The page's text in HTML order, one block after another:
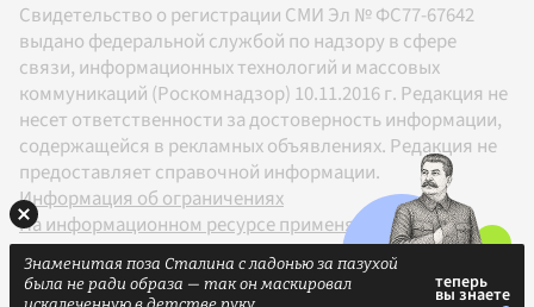
Свидетельство о регистрации СМИ Эл № ФС77-67642
выдано федеральной службой по надзору в сфере
связи, информационных технологий и массовых
коммуникаций (Роскомнадзор) 10.11.2016 г. Редакция не
несет ответственности за достоверность информации,
содержащейся в рекламных объявлениях. Редакция не
предоставляет справочной информации.
Информация об ограничениях
На информационном ресурсе применяются
рекомендательные технологии в соответствии с
Правилами
Знаменитая поза Сталина с ладонью за пазухой
была не ради образа — так он маскировал